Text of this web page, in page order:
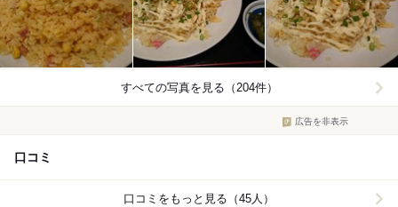
すべての写真を見る（204件）
広告を非表示
口コミ
口コミをもっと見る（45人）